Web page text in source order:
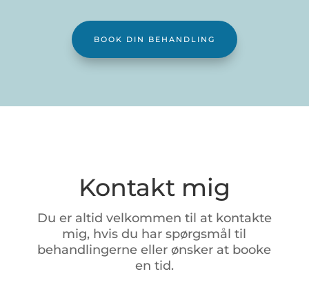
BOOK DIN BEHANDLING
Kontakt mig
Du er altid velkommen til at kontakte
mig, hvisdu harspørgsmåltil
behandlingerneellerønsker at booke
en tid.